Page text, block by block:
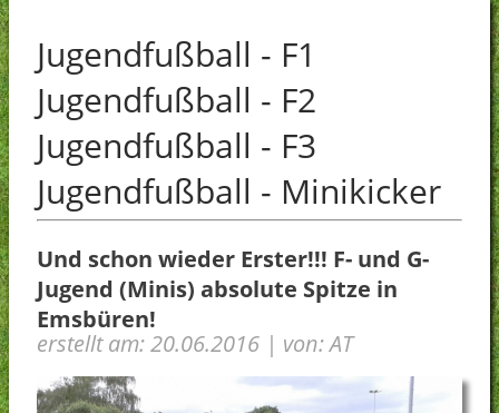
SVL-Fanshop
Sonstiges
Vorstand
Datenschutz
Facebook-Seite SVL
Cookie-Richtlinie (EU)
Jugendfußball - F1
Jugendfußball - F2
Jugendfußball - F3
Jugendfußball - Minikicker
Und schon wieder Erster!!! F- und G-
Jugend (Minis) absolute Spitze in
Emsbüren!
erstellt am: 20.06.2016 | von: AT